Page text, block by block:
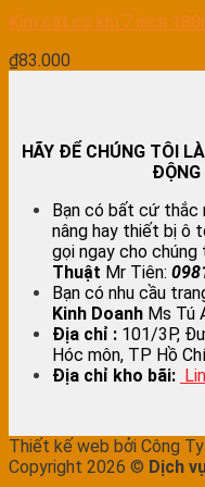
Kìm cắt cơ khí 7 inch
₫83.000
HÃY ĐỂ CHÚNG TÔI
ĐỘNG
Bạn có bất cứ thắc
nâng hay thiết bị ô
gọi ngay cho chúng
Thuật Mr Tiên:
Bạn có nhu cầu
Kinh Doanh Ms Tú
Địa chỉ : 101/3P,
Hóc môn, TP Hồ
Địa chỉ kho bãi:
Thiết kế web bởi Công
Copyright 2026 © Dịch